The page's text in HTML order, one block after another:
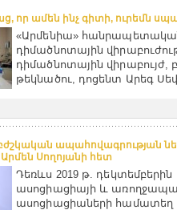
որ ամեն ինչ գիտի, ուրեմն
«Արմենիա»
դիմածնոտային
դիմածնոտային վիրաբույժ,
թեկնածու, դոցենտ Արեգ
ապահովագրության
Սողոյանի հետ
Դեռևս 2019 թ.
ասոցիացիայի և
ասոցիացիաների համատեղ